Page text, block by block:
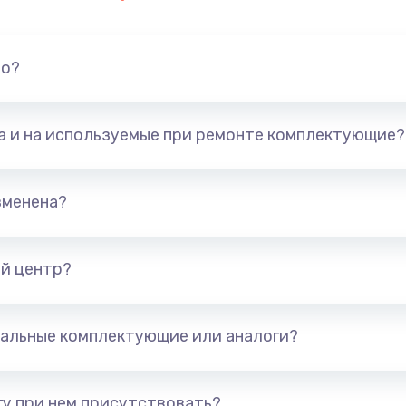
и на используемые при ремонте комплектующие?
центр?
комплектующие или аналоги?